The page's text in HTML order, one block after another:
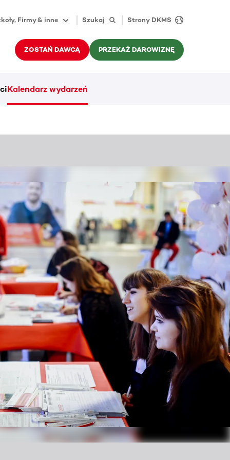
Firmy & inne Szukaj Strony DKMS
ZOSTAŃ DAWCĄ PRZEKAŻ DAROWIZNĘ
Kalendarz wydarzeń